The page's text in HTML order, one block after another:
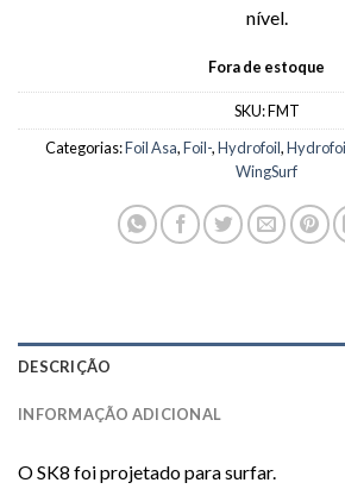
nível.
Fora de estoque
SKU:FMT
Categorias:Foil Asa,Foil-,Hydrofoil,
WingSurf
DESCRIÇÃO
INFORMAÇÃO ADICIONAL
O SK8 foi projetado para surfar.